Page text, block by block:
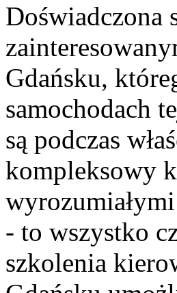
Doświadczona
Gdańsku,
samochodach
są podczas
kompleksowy
- to wszystko
szkolenia